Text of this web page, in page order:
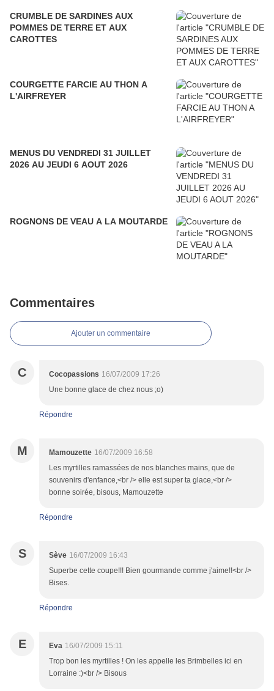
CRUMBLE DE SARDINES AUX
POMMES DE TERRE ET AUX
CAROTTES
COURGETTE FARCIE AU THON A
L'AIRFREYER
MENUS DU VENDREDI 31 JUILLET
2026 AU JEUDI 6 AOUT 2026
ROGNONS DE VEAU A LA MOUTARDE
Commentaires
Ajouter un commentaire
C Cocopassions 16/07/2009 17:26
Une bonne glace de chez nous ;o)
Répondre
M Mamouzette 16/07/2009 16:58
Les myrtilles ramassées de nos blanches mains, que de
souvenirs d'enfance,<br /> elle est super ta glace,<br />
bonne soirée, bisous, Mamouzette
Répondre
S Sève 16/07/2009 16:43
Superbe cette coupe!!! Bien gourmande comme j'aime!!<br />
Bises.
Répondre
E Eva 16/07/2009 15:11
Trop bon les myrtilles ! On les appelle les Brimbelles ici en
Lorraine :)<br /> Bisous